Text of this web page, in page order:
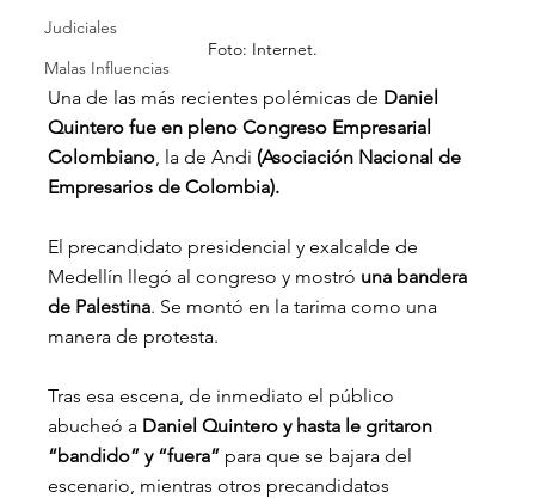
Judiciales
Malas Influencias
Foto: Internet.
Una de las más recientes polémicas de Daniel
Quintero fue en pleno Congreso Empresarial
Colombiano , la de Andi (Asociación Nacional de
Empresarios de Colombia).
El precandidato presidencial y exalcalde de
Medellín llegó al congreso y mostró una bandera
de Palestina. Se montó en la tarima como una
manera de protesta.
Tras esa escena, de inmediato el público
abucheó a Daniel Quintero y hasta le gritaron
“bandido” y “fuera” para que se bajara del
escenario, mientras otros precandidatos